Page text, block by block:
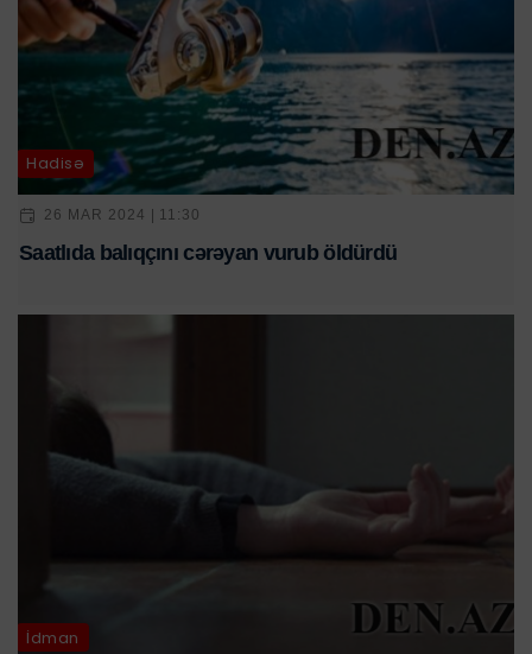
Hadisə
26 MAR 2024 | 11:30
Saatlıda balıqçını cərəyan vurub öldürdü
İdman